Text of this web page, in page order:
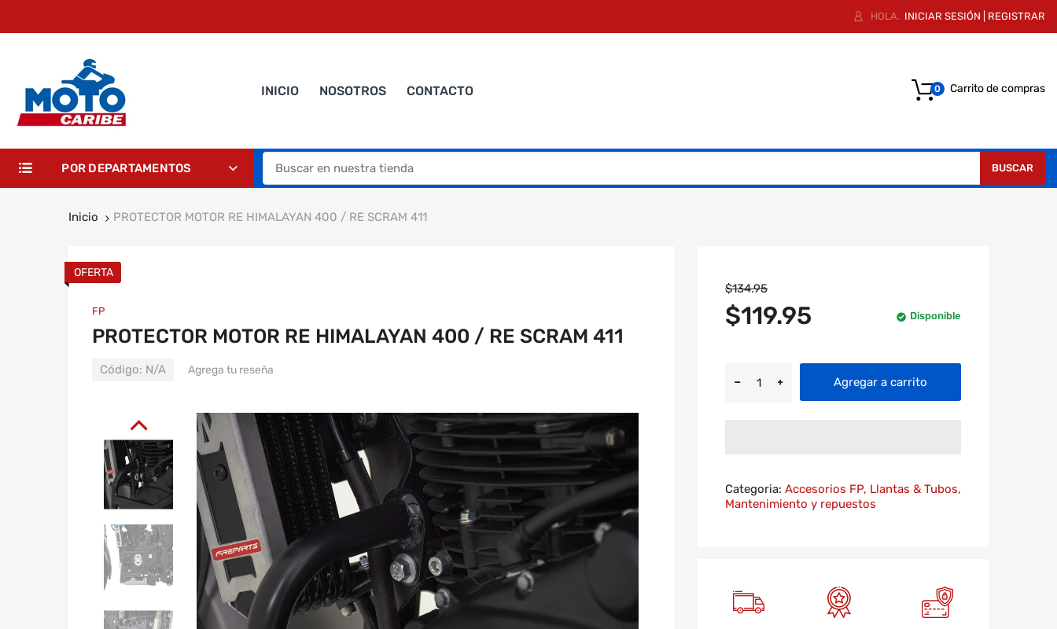
HOLA. INICIAR SESIÓN REGISTRAR
INICIO NOSOTROS CONTACTO Carrito de compras
0
POR DEPARTAMENTOS BUSCAR
Inicio PROTECTOR MOTOR RE HIMALAYAN 400 / RE SCRAM 411
FP
PROTECTOR MOTOR RE HIMALAYAN 400 / RE SCRAM 411
Código: N/A Agrega tu reseña
OFERTA
$134.95
$119.95 Disponible
Agregar a carrito
Categoria: Accesorios FP, Llantas & Tubos,
Mantenimiento y repuestos